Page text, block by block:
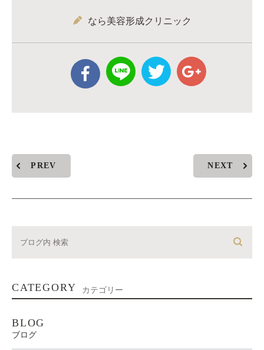
なら美容形成クリニック
PREV NEXT
CATEGORY カテゴリー
BLOG
ブログ